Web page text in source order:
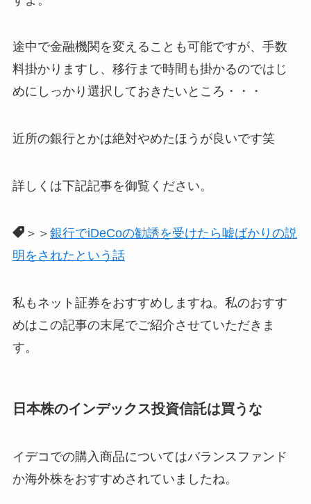
途中で金融機関を変えることも可能ですが、手数
料掛かりますし、移行まで時間も掛かるのではじ
めにしっかり選択しておきたいところ・・・
近所の銀行とかは絶対やめたほうが良いです笑
詳しくは下記記事を御覧ください。
＞＞ 銀行でiDeCoの勧誘を受けたら嘘ばかりの説
明をされたという話
私もネット証券をおすすめしますね。私のおすす
めはこの記事の末尾でご紹介させていただきま
す。
日本株のインデックス投資信託は買うな
イデコでの購入商品についてはバランスファンド
か海外株をおすすめされていましたね。